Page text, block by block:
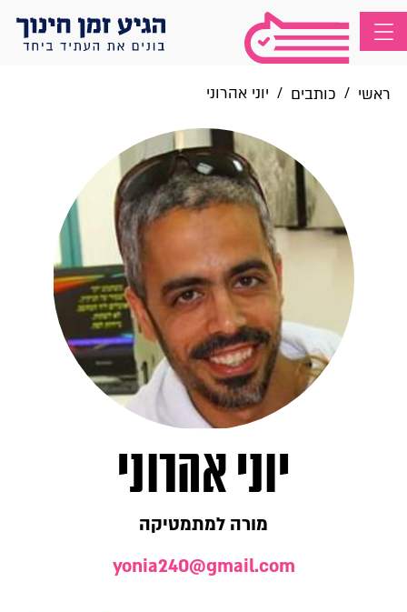
ראשי / כותבים / יוני אהרוני
יוני אהרוני
מורה למתמטיקה
yonia240@gmail.com